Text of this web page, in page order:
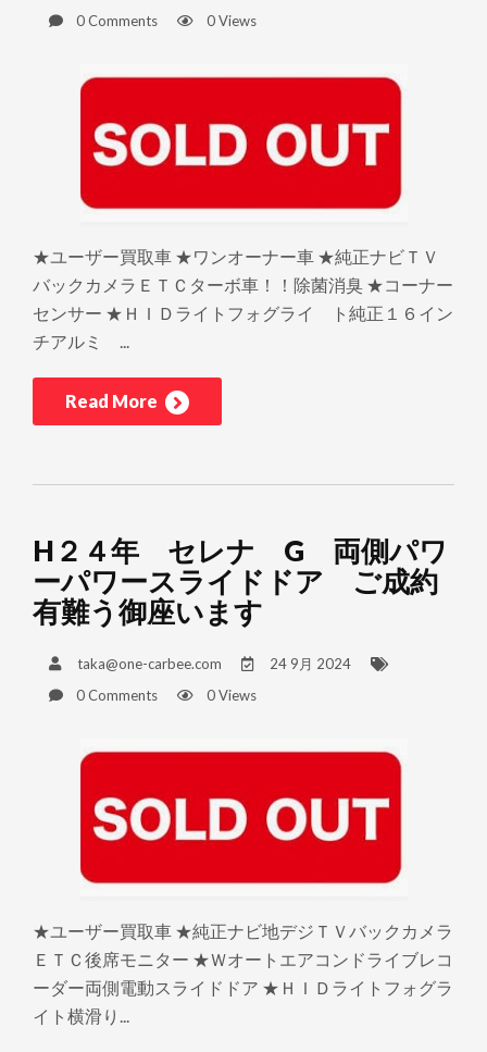
0 Comments
0 Views
★ユーザー買取車 ★ワンオーナー車 ★純正ナビＴＶ
バックカメラＥＴＣターボ車！！除菌消臭 ★コーナー
センサー ★ＨＩＤライトフォグライ ト純正１６イン
チアルミ ...
Read More
H２４年 セレナ G 両側パワ
ーパワースライドドア ご成約
有難う御座います
taka@one-carbee.com
24 9月 2024
0 Comments
0 Views
★ユーザー買取車 ★純正ナビ地デジＴＶバックカメラ
ＥＴＣ後席モニター ★Ｗオートエアコンドライブレコ
ーダー両側電動スライドドア ★ＨＩＤライトフォグラ
イト横滑り...